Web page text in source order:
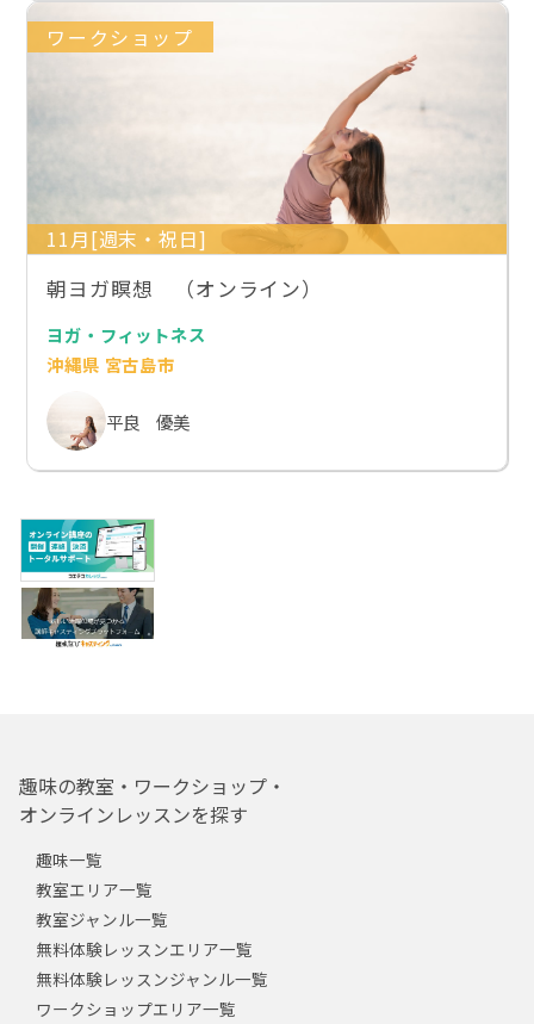
ワークショップ
11月[週末・祝日]
朝ヨガ瞑想 （オンライン）
ヨガ・フィットネス
沖縄県 宮古島市
平良 優美
趣味の教室・ワークショップ・
オンラインレッスンを探す
趣味一覧
教室エリア一覧
教室ジャンル一覧
無料体験レッスンエリア一覧
無料体験レッスンジャンル一覧
ワークショップエリア一覧